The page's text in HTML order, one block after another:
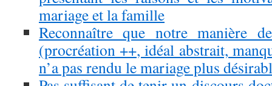
mariage et la famille
Reconnaître que notre manière
(procréation ++, idéal abstrait,
n’a pas rendu le mariage plus